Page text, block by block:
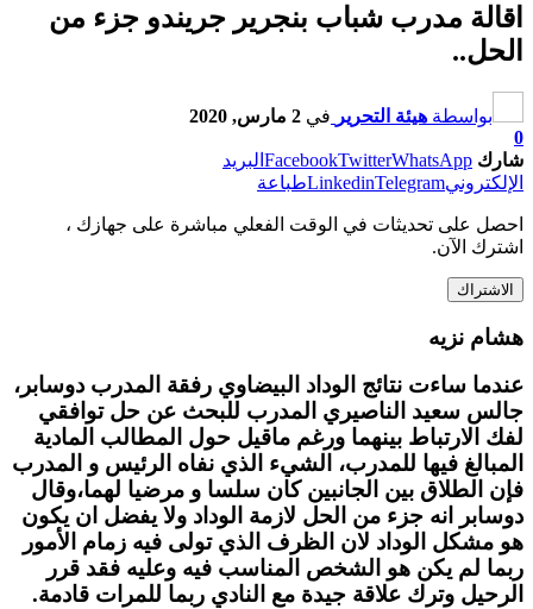
اقالة مدرب شباب بنجرير جريندو جزء من
الحل..
بواسطة هيئة التحرير في 2 مارس, 2020
0
شارك
FacebookTwitterWhatsApp
البريد
الإلكتروني
LinkedinTelegram طباعة
احصل على تحديثات في الوقت الفعلي مباشرة على جهازك ،
اشترك الآن.
الاشتراك
هشام نزيه
عندما ساءت نتائج الوداد البيضاوي رفقة المدرب دوسابر،
جالس سعيد الناصيري المدرب للبحث عن حل توافقي
لفك الارتباط بينهما ورغم ماقيل حول المطالب المادية
المبالغ فيها للمدرب، الشيء الذي نفاه الرئيس و المدرب
فإن الطلاق بين الجانبين كان سلسا و مرضيا لهما،وقال
دوسابر انه جزء من الحل لازمة الوداد ولا يفضل ان يكون
هو مشكل الوداد لان الظرف الذي تولى فيه زمام الأمور
ربما لم يكن هو الشخص المناسب فيه وعليه فقد قرر
الرحيل وترك علاقة جيدة مع النادي ربما للمرات قادمة.